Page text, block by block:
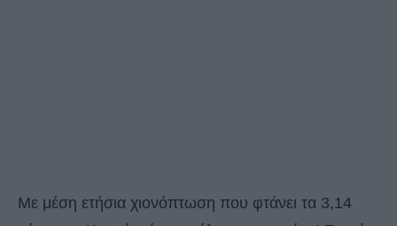
Με μέση ετήσια χιονόπτωση που φτάνει τα 3,14